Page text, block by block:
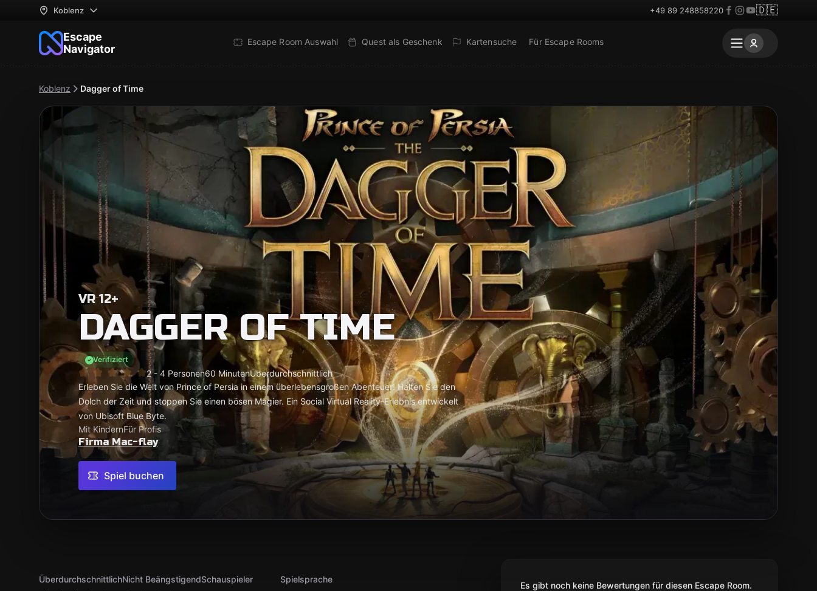
Koblenz +49 89 248858220 🇩🇪
Escape
Navigator
Escape Room Auswahl Quest als Geschenk Kartensuche Für Escape Rooms
Koblenz Dagger of Time
VR 12+
DAGGER OF TIME
Verifiziert
2 - 4 Personen60 MinutenÜberdurchschnittlich
Erleben Sie die Welt von Prince of Persia in einem überlebensgroßen Abenteuer! Halten Sie den
Dolch der Zeit und stoppen Sie einen bösen Magier. Ein Social Virtual Reality-Erlebnis entwickelt
von Ubisoft Blue Byte.
Mit KindernFür Profis
Firma Mac-flay
Spiel buchen
ÜberdurchschnittlichNicht BeängstigendSchauspieler
Spielsprache
Es gibt noch keine Bewertungen für diesen Escape Room.